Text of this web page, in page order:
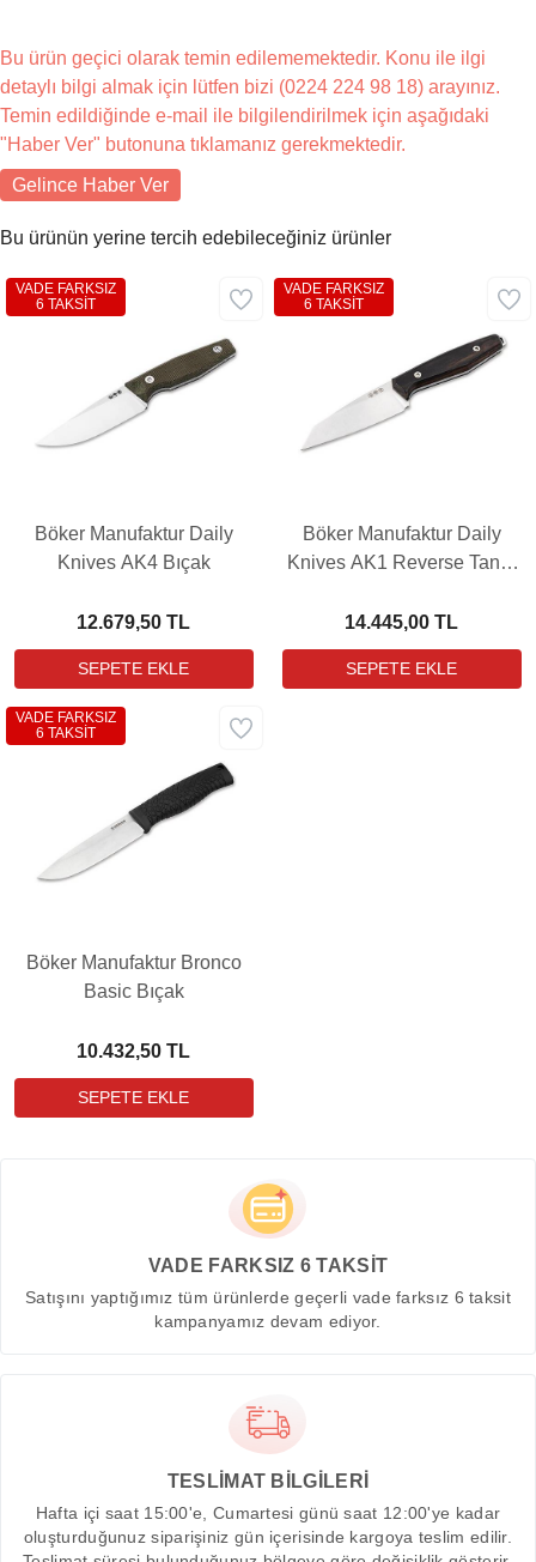
Bu ürün geçici olarak temin edilememektedir. Konu ile ilgi
detaylı bilgi almak için lütfen bizi (0224 224 98 18) arayınız.
Temin edildiğinde e-mail ile bilgilendirilmek için aşağıdaki
"Haber Ver" butonuna tıklamanız gerekmektedir.
Gelince Haber Ver
Bu ürünün yerine tercih edebileceğiniz ürünler
Böker Manufaktur Daily
Knives AK4 Bıçak
12.679,50 TL
VADE FARKSIZ
6 TAKSİT
Böker Manufaktur Daily
Knives AK1 Reverse Tanto
14.445,00 TL
VADE FARKSIZ
6 TAKSİT
Böker Manufaktur Bronco
Basic Bıçak
10.432,50 TL
VADE FARKSIZ
6 TAKSİT
VADE FARKSIZ 6 TAKSİT
Satışını yaptığımız tüm ürünlerde geçerli vade farksız 6 taksit
kampanyamız devam ediyor.
TESLİMAT BİLGİLERİ
Hafta içi saat 15:00'e, Cumartesi günü saat 12:00'ye kadar
oluşturduğunuz siparişiniz gün içerisinde kargoya teslim edilir.